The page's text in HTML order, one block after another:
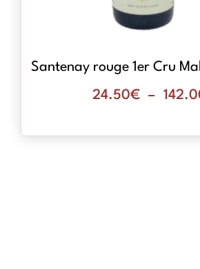
Santenay rouge 1er Cru
24.50€ –